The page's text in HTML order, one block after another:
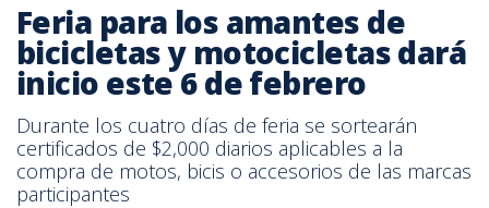
Feria para los amantes de
bicicletas y motocicletas dará
inicio este 6 de febrero
Durante los cuatro días de feria se sortearán
certificados de $2,000 diarios aplicables a la
compra de motos, bicis o accesorios de las marcas
participantes